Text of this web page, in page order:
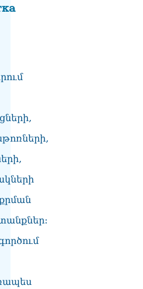
Կոնջորյանի կնոջից շատ
կան
08.08.2026
լիակատար երջանկության
համար. Մխիթարյանը նշել
է կարիերայի գլխավոր
երազանքի մասին
դարձնելու համար
հայերի վերադարձի»